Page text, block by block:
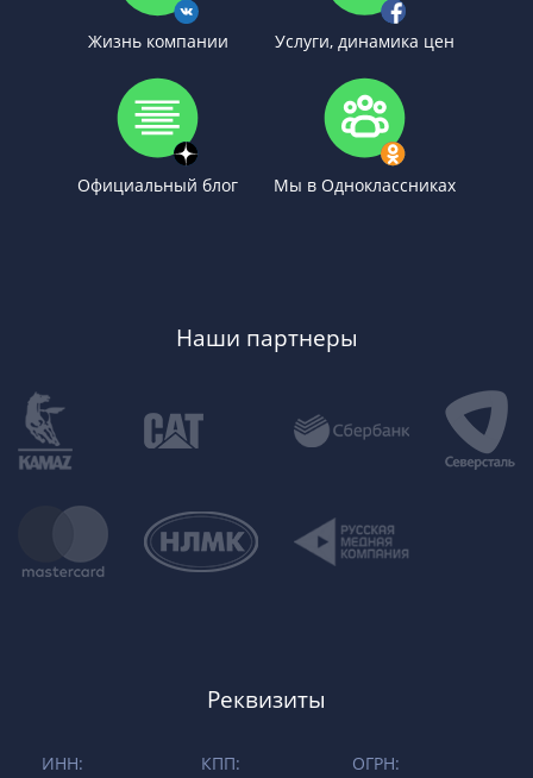
Жизнь компании Услуги, динамика цен
Официальный блог Мы в Одноклассниках
Наши партнеры
Реквизиты
ИНН:
КПП:
ОГРН: